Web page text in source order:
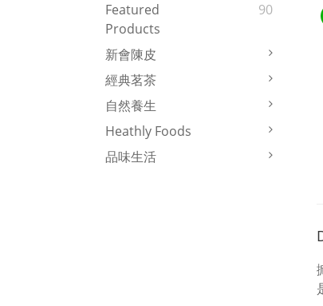
Featured
Products
90
新會陳皮
經典茗茶
自然養生
Heathly Foods
品味生活